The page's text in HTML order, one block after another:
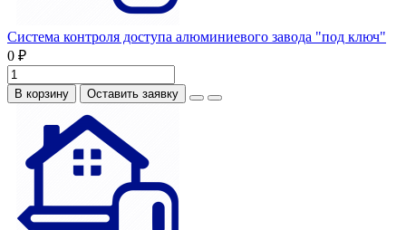
Система контроля доступа алюминиевого завода "под ключ"
0 ₽
В корзину Оставить заявку